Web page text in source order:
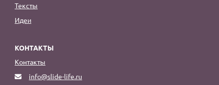
Тексты
Идеи
КОНТАКТЫ
Контакты
info@slide-life.ru